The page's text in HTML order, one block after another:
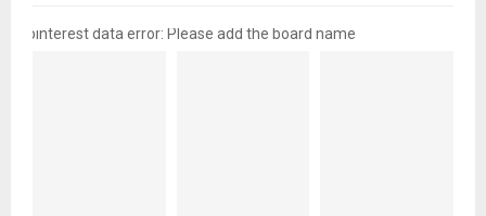
pinterest data error: Please add the board name